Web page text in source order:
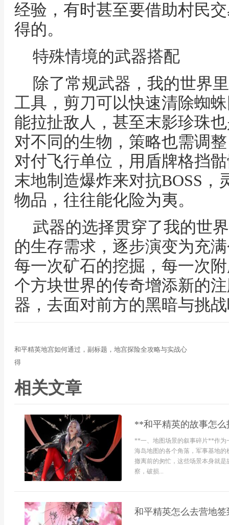
经验，有时甚至要借助村民
得的。
特殊情境的武器搭配
除了常规武器，我的世界
工具，剪刀可以快速清除蜘
能拉扯敌人，甚至末影珍珠
对不同的生物，策略也需调
对付飞行单位，用盾牌格挡
末地制造爆炸来对抗BOSS，
物品，往往能化险为夷。
武器的选择贯穿了我的世
的生存需求，逐步演变为充
每一次矿石的挖掘，每一次
个方块世界的传奇增添新的
器，去面对前方的黑暗与挑
和平精英地宫如何通过，副标题，地宫探险全攻略与实战心
得
相关文章
**和平精英的故事怎
**一、地图场景的叙事碎片**作为
海岛地图的各个角落，军事基地
撤离前的匆忙，这些场景本身就
察，破损...
和平精英怎么去营地